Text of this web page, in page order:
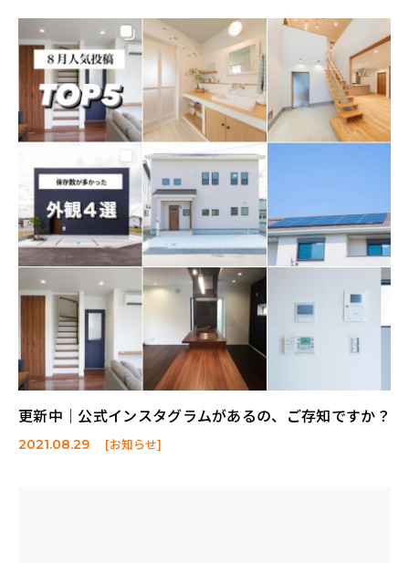
更新中│公式インスタグラムがあるの、ご存知ですか？
2021.08.29 [お知らせ]